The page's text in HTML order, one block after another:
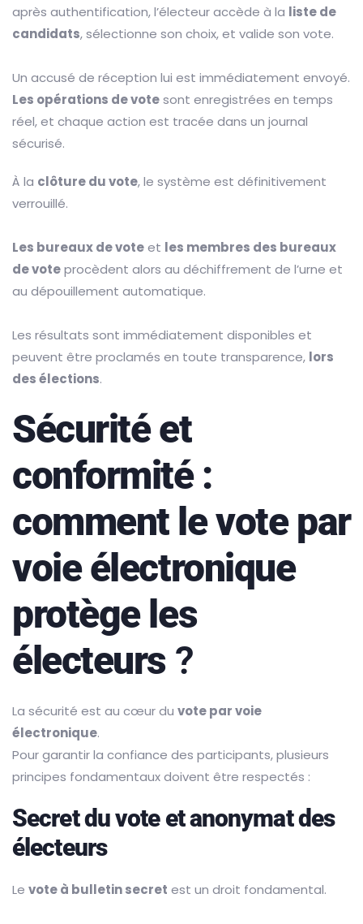
après authentification, l’électeur accède à la liste de
candidats, sélectionne son choix, et valide son vote.
Un accusé de réception lui est immédiatement envoyé.
Les opérations de votesont enregistrées en temps
réel, et chaque action est tracée dans un journal
sécurisé.
À la clôture du vote, le système est définitivement
verrouillé.
Les bureaux de voteet les membres des bureaux
de voteprocèdent alors au déchiffrement de l’urne et
au dépouillement automatique.
Les résultats sont immédiatement disponibles et
peuvent être proclamés en toute transparence, lors
des élections.
Sécurité et
conformité :
comment le vote par
voie électronique
protège les
électeurs ?
La sécurité est au cœur du vote par voie
électronique.
Pour garantir la confiance des participants, plusieurs
principes fondamentaux doivent être respectés :
Secret du vote et anonymat des
électeurs
Le vote à bulletin secret est un droit fondamental.